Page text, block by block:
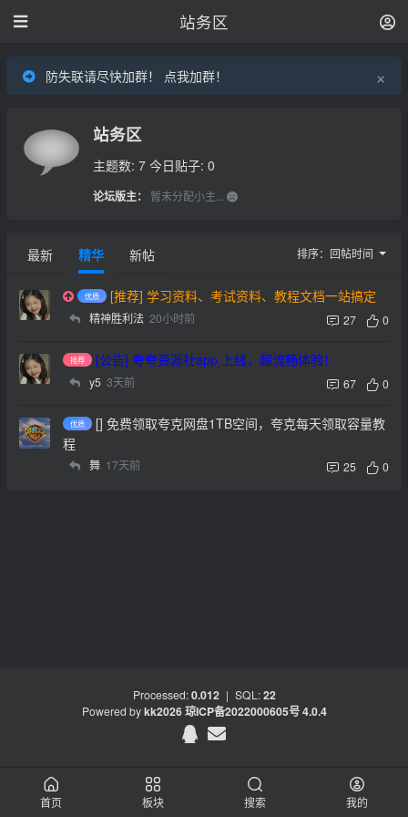
站务区
防失联请尽快加群！ 点我加群！ ×
站务区
主题数: 7 今日贴子: 0
论坛版主： 暂未分配小主...
最新 精华 新帖 排序： 回帖时间
[推荐] 学习资料、考试资料、教程文档一站搞定
精神胜利法 20小时前 27 0
[公告] 夸夸资源社app 上线，超流畅体验！
y5 3天前 67 0
[] 免费领取夸克网盘1TB空间，夸克每天领取容量教
程
舞 17天前 25 0
Processed:0.012 | SQL:22
Powered bykk2026琼ICP备2022000605号4.0.4
首页 板块 搜索 我的